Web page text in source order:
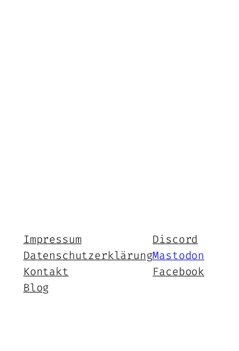
Impressum
Datenschutzerklärung
Kontakt
Blog
Discord
Mastodon
Facebook